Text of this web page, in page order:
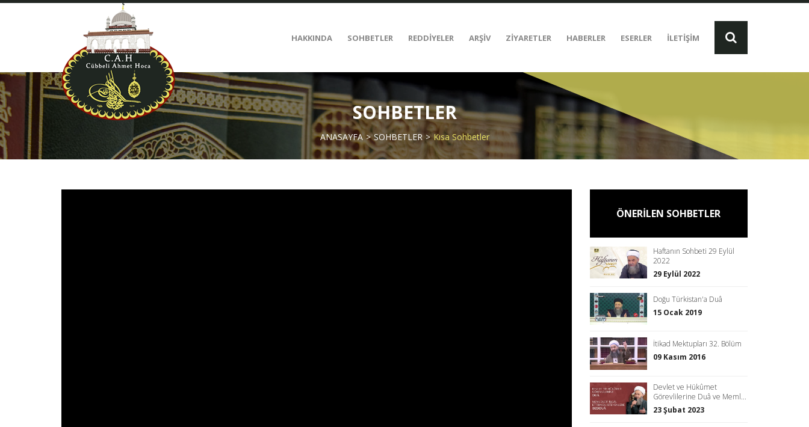
HAKKINDA SOHBETLER REDDİYELER ARŞİV ZİYARETLER HABERLER ESERLER İLETİŞİM
SOHBETLER
ANASAYFA SOHBETLER Kısa Sohbetler
ÖNERİLEN SOHBETLER
Haftanın Sohbeti 29 Eylül
2022
29 Eylül 2022
Doğu Türkistan'a Duâ
15 Ocak 2019
İtikad Mektupları 32. Bölüm
09 Kasım 2016
Devlet ve Hükûmet
Görevlilerine Duâ ve Meml...
23 Şubat 2023